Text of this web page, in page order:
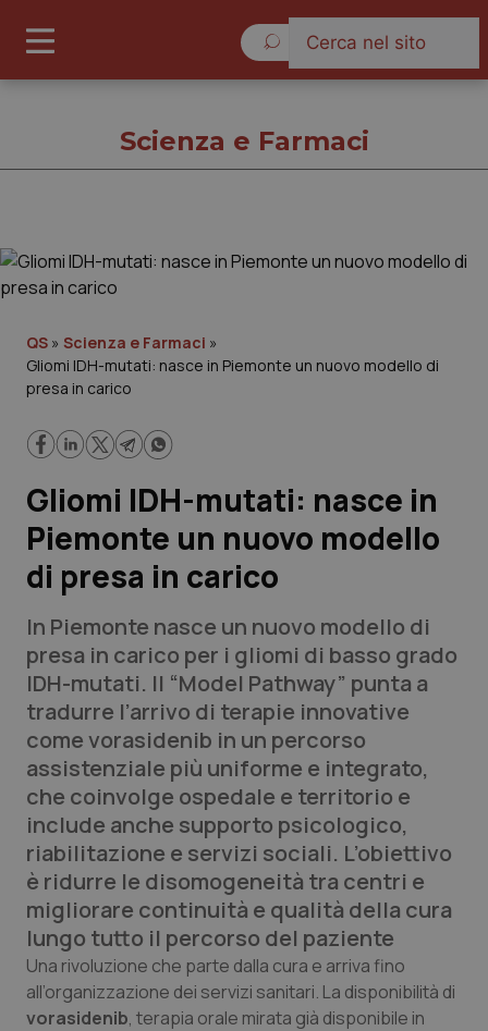
Governo e Parlamento
Regioni e Asl
Lavoro e Professioni
Scienza e Farmaci
Studi e Analisi
Lettere al direttore
Edizioni Regionali
QS Pro
Professionisti Sanitari.AI
Abruzzo
Basilicata
Calabria
QS Pro Gold
Artrite & artrosi
Asma & BPCO
QS Club Newsletter
Scienza e Farmaci
QS » Scienza e Farmaci »
Gliomi IDH-mutati: nasce in Piemonte un nuovo modello di
presa in carico
Gliomi IDH-mutati: nasce in
Piemonte un nuovo modello
di presa in carico
In Piemonte nasce un nuovo modello di
presa in carico per i gliomi di basso grado
IDH-mutati. Il “Model Pathway” punta a
tradurre l’arrivo di terapie innovative
come vorasidenib in un percorso
assistenziale più uniforme e integrato,
che coinvolge ospedale e territorio e
include anche supporto psicologico,
riabilitazione e servizi sociali. L’obiettivo
è ridurre le disomogeneità tra centri e
migliorare continuità e qualità della cura
lungo tutto il percorso del paziente
Una rivoluzione che parte dalla cura e arriva fino
all’organizzazione dei servizi sanitari. La disponibilità di
vorasidenib, terapia orale mirata già disponibile in